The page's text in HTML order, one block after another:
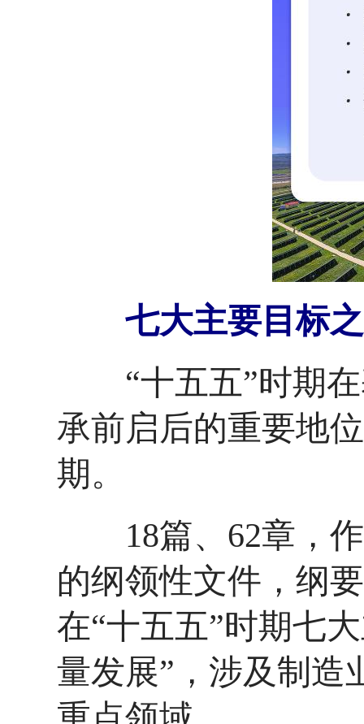
七大主要目标
“十五五”时期在
承前启后的重要地
期。
18篇、62章，作
的纲领性文件，纲
在“十五五”时期七
量发展”，涉及制造